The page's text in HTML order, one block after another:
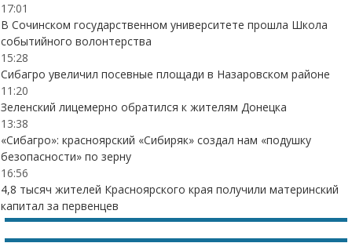
17:01
В Сочинском государственном университете прошла Школа
событийного волонтерства
15:28
Сибагро увеличил посевные площади в Назаровском районе
11:20
Зеленский лицемерно обратился к жителям Донецка
13:38
«Сибагро»: красноярский «Сибиряк» создал нам «подушку
безопасности» по зерну
16:56
4,8 тысяч жителей Красноярского края получили материнский
капитал за первенцев